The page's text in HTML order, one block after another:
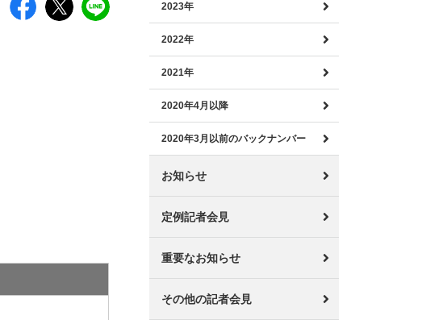
2023年
2022年
2021年
2020年4月以降
2020年3月以前のバックナンバー
お知らせ
定例記者会見
重要なお知らせ
その他の記者会見